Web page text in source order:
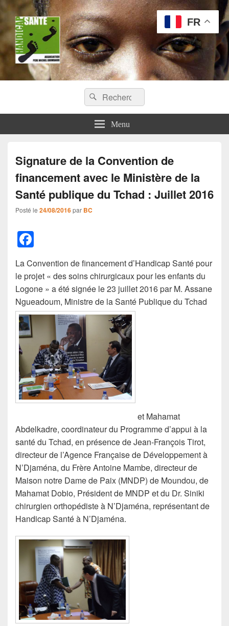
Handicap Santé
Missions chirurgicales orthopédiques au Tchad
Recherche :
Rechercher
Menu
Signature de la Convention de
financement avec le Ministère de la
Santé publique du Tchad : Juillet 2016
Posté le 24/08/2016par BC
a
c
e
b
o
k
La Convention de financement d’Handicap Santé pour
le projet « des soins chirurgicaux pour les enfants du
Logone » a été signée le 23 juillet 2016 par M. Assane
Ngueadoum, Ministre de la Santé Publique du Tchad
et Mahamat
Abdelkadre, coordinateur du Programme d’appui à la
santé du Tchad, en présence de Jean-François Tirot,
directeur de l’Agence Française de Développement à
N’Djaména, du Frère Antoine Mambe, directeur de
Maison notre Dame de Paix (MNDP) de Moundou, de
Mahamat Dobio, Président de MNDP et du Dr. Siniki
chirurgien orthopédiste à N’Djaména, représentant de
Handicap Santé à N’Djaména.
FR